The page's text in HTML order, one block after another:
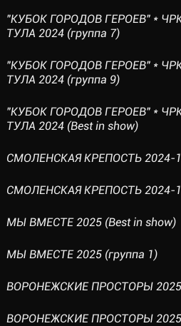
"КУБОК ГОРОДОВ ГЕРОЕВ" *
ТУЛА 2024 (группа 7)
"КУБОК ГОРОДОВ ГЕРОЕВ" *
ТУЛА 2024 (группа 9)
"КУБОК ГОРОДОВ ГЕРОЕВ" *
ТУЛА 2024 (Best in show)
СМОЛЕНСКАЯ КРЕПОСТЬ 2024-1
СМОЛЕНСКАЯ КРЕПОСТЬ 2024-1
МЫ ВМЕСТЕ 2025 (Best in show)
МЫ ВМЕСТЕ 2025 (группа 1)
ВОРОНЕЖСКИЕ ПРОСТОРЫ 2025
ВОРОНЕЖСКИЕ ПРОСТОРЫ 2025